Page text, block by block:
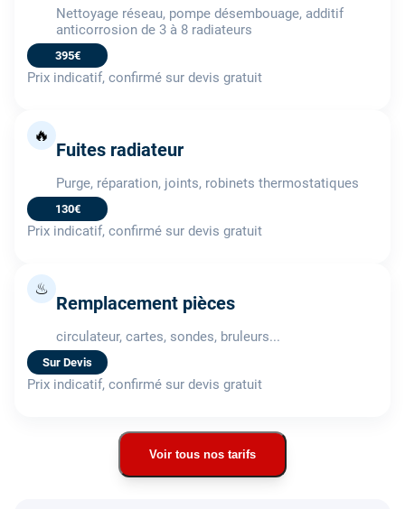
Nettoyage réseau, pompe désembouage, additif
anticorrosion de 3 à 8 radiateurs
395€
Prix indicatif, confirmé sur devis gratuit
🔥
Fuites radiateur
Purge, réparation, joints, robinets thermostatiques
130€
Prix indicatif, confirmé sur devis gratuit
♨
Remplacement pièces
circulateur, cartes, sondes, bruleurs...
Sur Devis
Prix indicatif, confirmé sur devis gratuit
Voir tous nos tarifs